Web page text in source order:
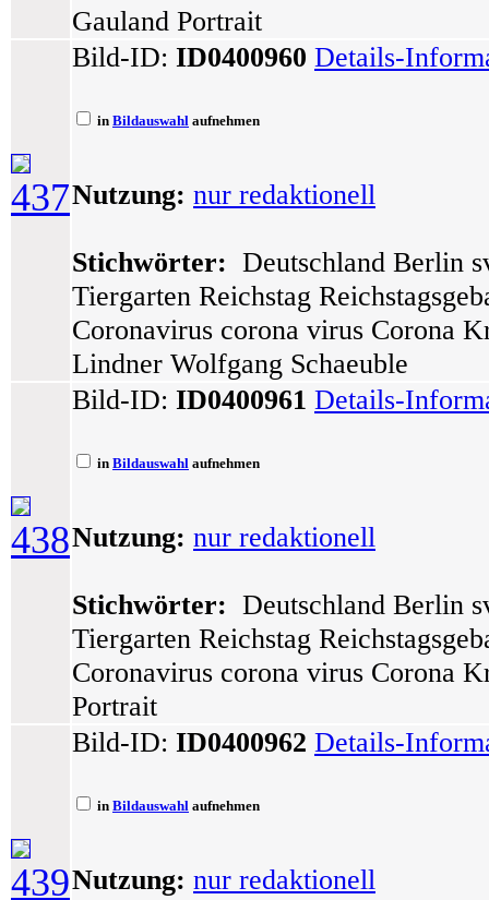
Gauland Portrait
437
Bild-ID: ID0400960 Details-
in Bildauswahl aufnehmen
Nutzung: nur redaktionell
Stichwörter: Deutschland Berlin
Tiergarten Reichstag
Coronavirus corona virus Corona
Lindner Wolfgang Schaeuble
438
Bild-ID: ID0400961 Details-
in Bildauswahl aufnehmen
Nutzung: nur redaktionell
Stichwörter: Deutschland Berlin
Tiergarten Reichstag
Coronavirus corona virus Corona
Portrait
439
Bild-ID: ID0400962 Details-
in Bildauswahl aufnehmen
Nutzung: nur redaktionell